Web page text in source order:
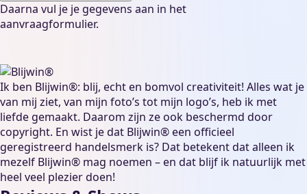
Daarna vul je je gegevens aan in het
aanvraagformulier.
Ik ben Blijwin®: blij, echt en bomvol creativiteit! Alles wat je
van mij ziet, van mijn foto’s tot mijn logo’s, heb ik met
liefde gemaakt. Daarom zijn ze ook beschermd door
copyright. En wist je dat Blijwin® een officieel
geregistreerd handelsmerk is? Dat betekent dat alleen ik
mezelf Blijwin® mag noemen – en dat blijf ik natuurlijk met
heel veel plezier doen!